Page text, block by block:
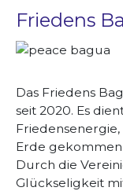
Friedens
Das Friedens
seit 2020. Es
Erde
Durch die
Glückseligkeit